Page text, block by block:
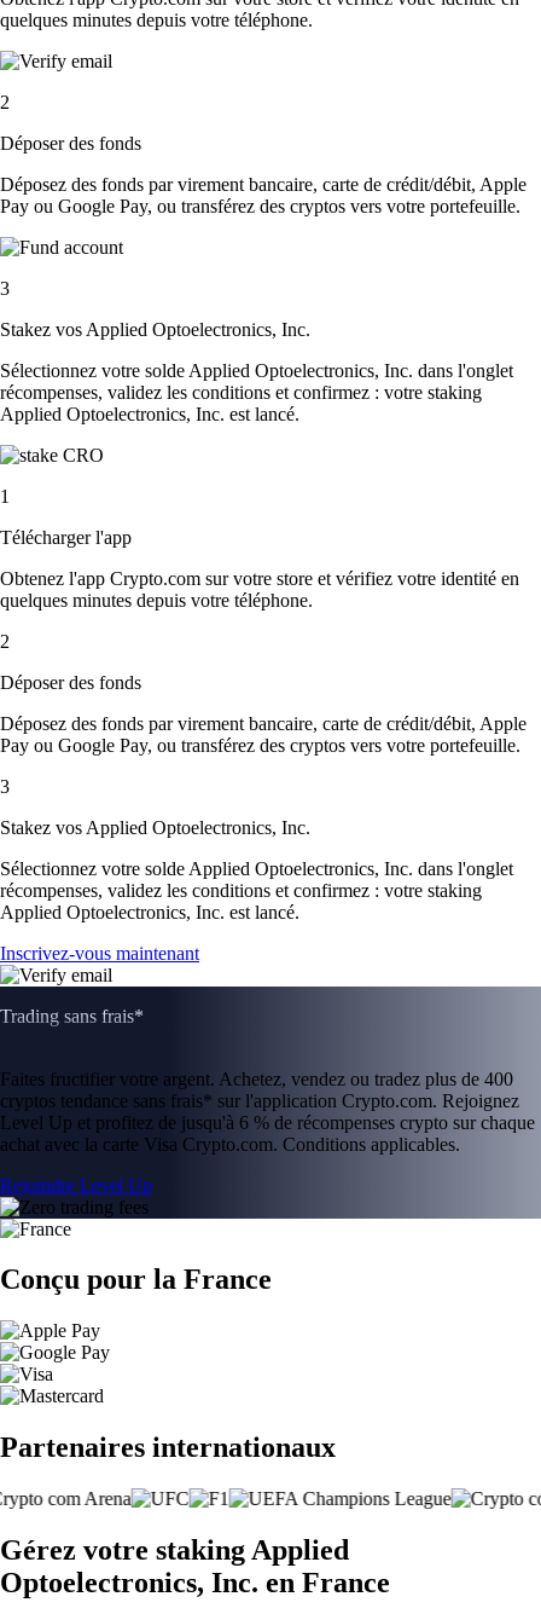
quelques minutes depuis votre téléphone.
2
Déposer des fonds
Déposez des fonds par virement bancaire, carte de crédit/débit, Apple
Pay ou Google Pay, ou transférez des cryptos vers votre portefeuille.
3
Stakez vos Applied Optoelectronics, Inc.
Sélectionnez votre solde Applied Optoelectronics, Inc. dans l'onglet
récompenses, validez les conditions et confirmez : votre staking
Applied Optoelectronics, Inc. est lancé.
1
Télécharger l'app
Obtenez l'app Crypto.com sur votre store et vérifiez votre identité en
quelques minutes depuis votre téléphone.
2
Déposer des fonds
Déposez des fonds par virement bancaire, carte de crédit/débit, Apple
Pay ou Google Pay, ou transférez des cryptos vers votre portefeuille.
3
Stakez vos Applied Optoelectronics, Inc.
Sélectionnez votre solde Applied Optoelectronics, Inc. dans l'onglet
récompenses, validez les conditions et confirmez : votre staking
Applied Optoelectronics, Inc. est lancé.
Inscrivez-vous maintenant
Trading sans frais*
Faites fructifier votre argent. Achetez, vendez ou tradez plus de 400
cryptos tendance sans frais* sur l'application Crypto.com. Rejoignez
Level Up et profitez de jusqu'à 6 % de récompenses crypto sur chaque
achat avec la carte Visa Crypto.com. Conditions applicables.
Rejoindre Level Up
Conçu pour la France
Partenaires internationaux
Gérez votre staking Applied
Optoelectronics, Inc. en France